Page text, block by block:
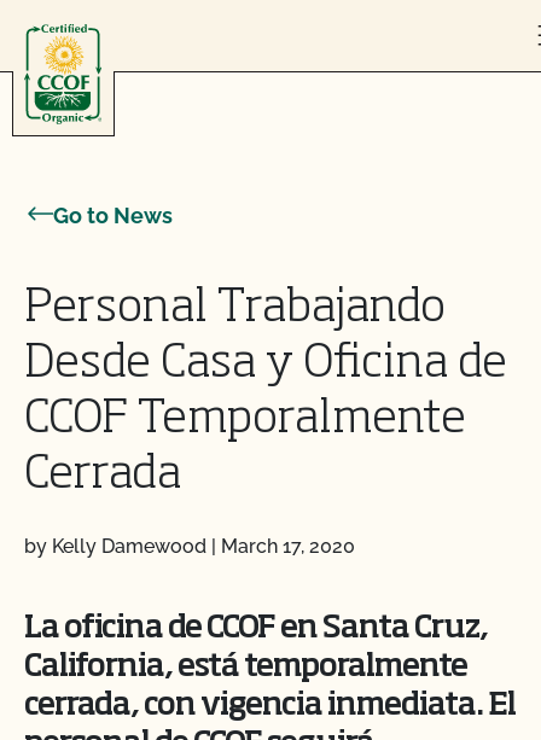
Go to News
Personal Trabajando
Desde Casa y Oficina de
CCOF Temporalmente
Cerrada
by Kelly Damewood | March 17, 2020
La oficina de CCOF en Santa Cruz,
California, está temporalmente
cerrada, con vigencia inmediata. El